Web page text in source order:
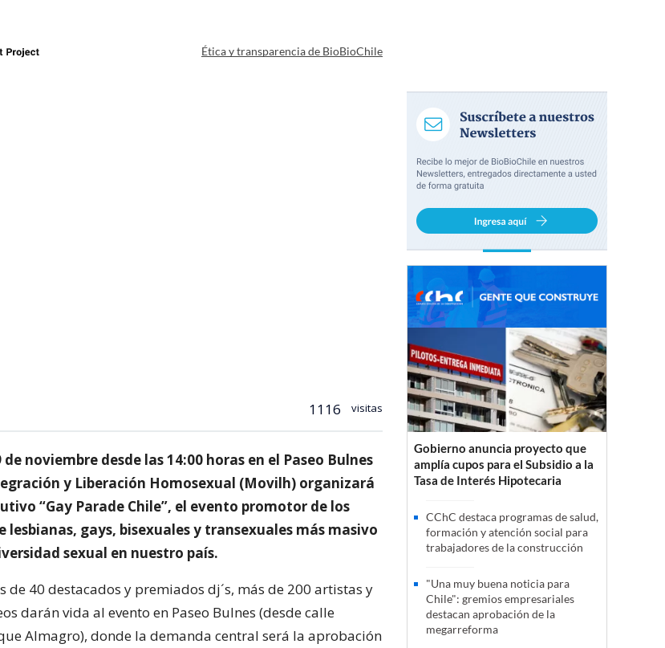
Ética y transparencia de BioBioChile
1116 visitas
noviembre desde las 14:00 horas en el Paseo Bulnes
y Liberación Homosexual (Movilh) organizará
“Gay Parade Chile”, el evento promotor de los
lesbianas, gays, bisexuales y transexuales más masivo
sexual en nuestro país.
de 40 destacados y premiados dj´s, más de 200 artistas y
darán vida al evento en Paseo Bulnes (desde calle
Almagro), donde la demanda central será la aprobación
Gobierno anuncia proyecto que
amplía cupos para el Subsidio a la
Tasa de Interés Hipotecaria
CChC destaca programas de salud,
formación y atención social para
trabajadores de la construcción
"Una muy buena noticia para
Chile": gremios empresariales
destacan aprobación de la
megarreforma